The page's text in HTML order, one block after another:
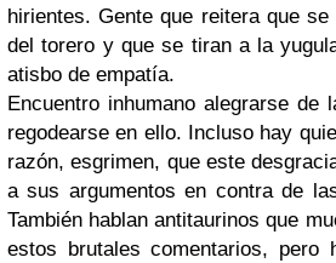
hirientes. Gente que reitera que
del torero y que se tiran a la
atisbo de empatía.
Encuentro inhumano alegrarse de
regodearse en ello. Incluso hay
razón, esgrimen, que este
a sus argumentos en contra de
También hablan antitaurinos que
estos brutales comentarios, pero